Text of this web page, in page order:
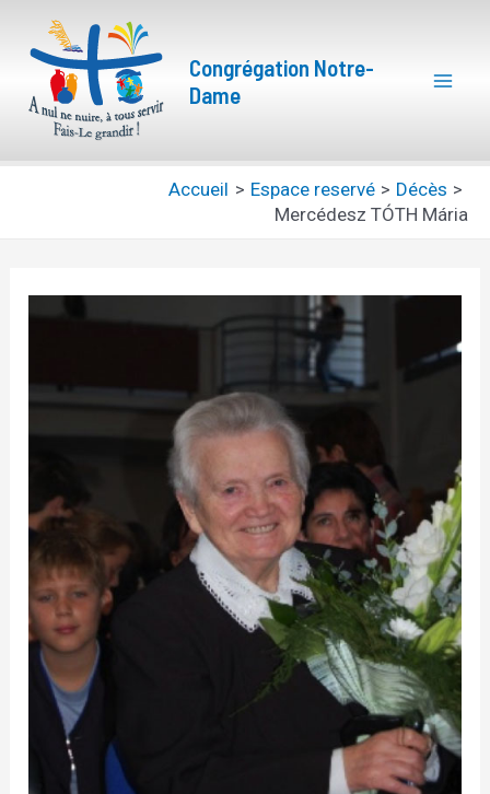
contenu
Congrégation Notre-
Dame
Accueil Espace reservé
Décès
Mercédesz TÓTH Mária
Navigation
des
articles